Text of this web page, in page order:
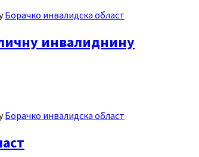
Борачко инвалидска област
инвалиднину
Борачко инвалидска област